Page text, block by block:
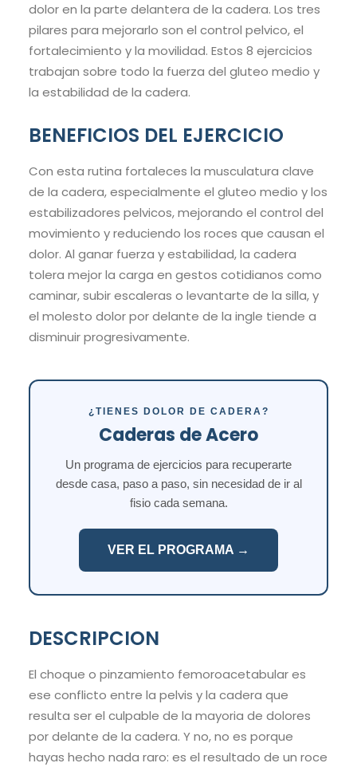
dolor en la parte delantera de la cadera. Los tres
pilares para mejorarlo son el control pelvico, el
fortalecimiento y la movilidad. Estos 8 ejercicios
trabajan sobre todo la fuerza del gluteo medio y
la estabilidad de la cadera.
BENEFICIOS DEL EJERCICIO
Con esta rutina fortaleces la musculatura clave
de la cadera, especialmente el gluteo medio y los
estabilizadores pelvicos, mejorando el control del
movimiento y reduciendo los roces que causan el
dolor. Al ganar fuerza y estabilidad, la cadera
tolera mejor la carga en gestos cotidianos como
caminar, subir escaleras o levantarte de la silla, y
el molesto dolor por delante de la ingle tiende a
disminuir progresivamente.
¿TIENES DOLOR DE CADERA?
Caderas de Acero
Un programa de ejercicios para recuperarte
desde casa, paso a paso, sin necesidad de ir al
fisio cada semana.
VER EL PROGRAMA →
DESCRIPCION
El choque o pinzamiento femoroacetabular es
ese conflicto entre la pelvis y la cadera que
resulta ser el culpable de la mayoria de dolores
por delante de la cadera. Y no, no es porque
hayas hecho nada raro: es el resultado de un roce